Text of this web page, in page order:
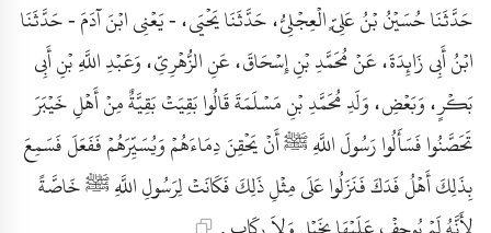
حَدَّثَنَا حُسَيْنُ بْنُ عَلِيٍّ الْعِجْلِيُّ، حَدَّثَنَا يَحْيَى، - يَعْنِي ابْنَ آدَمَ - حَدَّثَنَا
ابْنُ أَبِي زَائِدَةَ، عَنْ مُحَمَّدِ بْنِ إِسْحَاقَ، عَنِ الزُّهْرِيِّ، وَعَبْدِ اللَّهِ بْنِ أَبِي
بَكْرٍ، وَبَعْضِ، وَلَدِ مُحَمَّدِ بْنِ مَسْلَمَةَ قَالُوا بَقِيَتْ بَقِيَّةٌ مِنْ أَهْلِ خَيْبَرَ
تَحَصَّنُوا فَسَأَلُوا رَسُولَ اللَّهِ ﷺ أَنْ يَحْقِنَ دِمَاءَهُمْ وَيُسَيِّرَهُمْ فَفَعَلَ فَسَمِعَ
بِذَلِكَ أَهْلُ فَدَكَ فَنَزَلُوا عَلَى مِثْلِ ذَلِكَ فَكَانَتْ لِرَسُولِ اللَّهِ ﷺ خَاصَّةً